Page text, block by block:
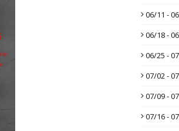
06/11 -
06/18 -
06/25 -
07/02 -
07/09 -
07/16 -